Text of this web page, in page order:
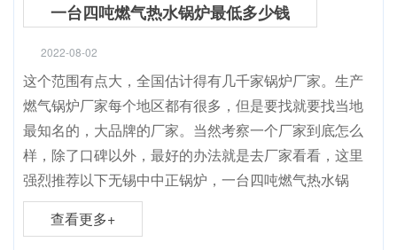
一台四吨燃气热水锅炉最低多少钱
2022-08-02
这个范围有点大，全国估计得有几千家锅炉厂家。生产
燃气锅炉厂家每个地区都有很多，但是要找就要找当地
最知名的，大品牌的厂家。当然考察一个厂家到底怎么
样，除了口碑以外，最好的办法就是去厂家看看，这里
强烈推荐以下无锡中中正锅炉，一台四吨燃气热水锅
查看更多+